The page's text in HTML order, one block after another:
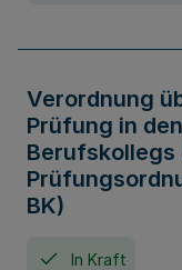
Verordnung
Prüfung in
Berufskollegs
BK)
In Kraft